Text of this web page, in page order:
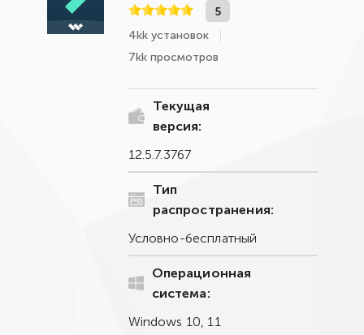
5
4kk установок
7kk просмотров
Текущая
версия:
12.5.7.3767
Тип
распространения:
Условно-бесплатный
Операционная
система:
Windows 10, 11